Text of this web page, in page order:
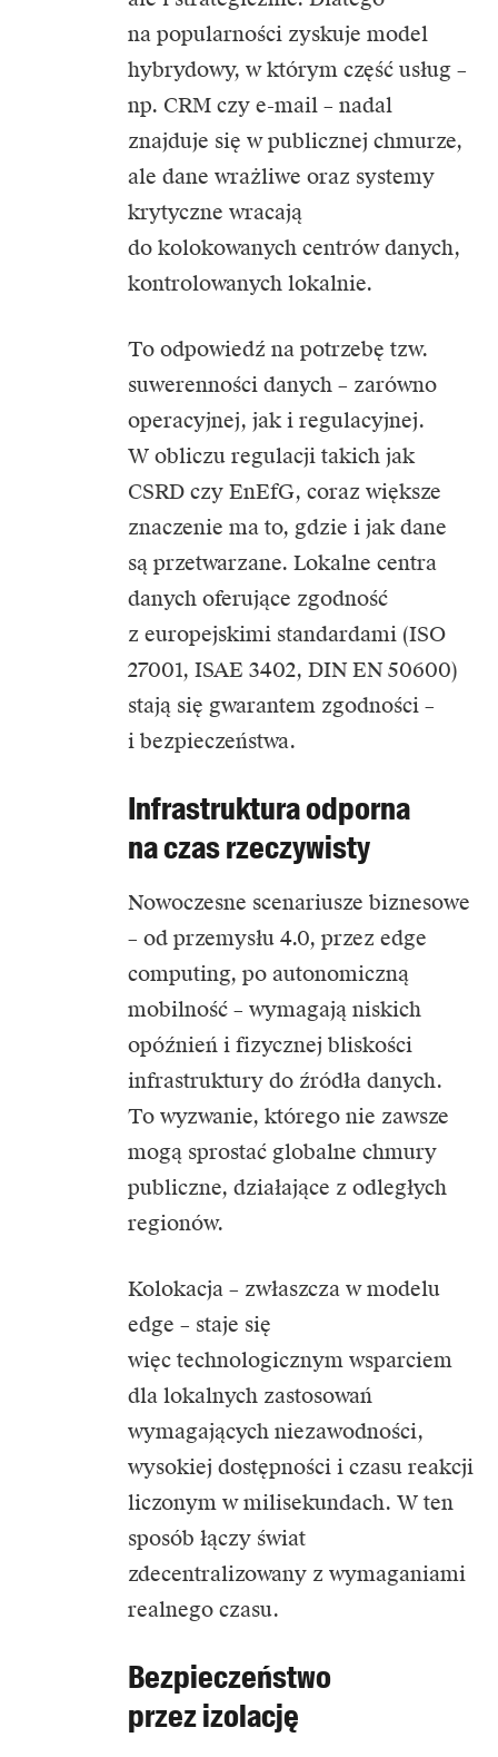
na popularności zyskuje model
hybrydowy, w którym część usług –
np. CRM czy e-mail – nadal
znajduje się w publicznej chmurze,
ale dane wrażliwe oraz systemy
krytyczne wracają
do kolokowanych centrów danych,
kontrolowanych lokalnie.
To odpowiedź na potrzebę tzw.
suwerenności danych – zarówno
operacyjnej, jak i regulacyjnej.
W obliczu regulacji takich jak
CSRD czy EnEfG, coraz większe
znaczenie ma to, gdzie i jak dane
są przetwarzane. Lokalne centra
danych oferujące zgodność
z europejskimi standardami (ISO
27001, ISAE 3402, DIN EN 50600)
stają się gwarantem zgodności –
i bezpieczeństwa.
Infrastruktura odporna
na czas rzeczywisty
Nowoczesne scenariusze biznesowe
– od przemysłu 4.0, przez edge
computing, po autonomiczną
mobilność – wymagają niskich
opóźnień i fizycznej bliskości
infrastruktury do źródła danych.
To wyzwanie, którego nie zawsze
mogą sprostać globalne chmury
publiczne, działające z odległych
regionów.
Kolokacja – zwłaszcza w modelu
edge – staje się
więc technologicznym wsparciem
dla lokalnych zastosowań
wymagających niezawodności,
wysokiej dostępności i czasu reakcji
liczonym w milisekundach. W ten
sposób łączy świat
zdecentralizowany z wymaganiami
realnego czasu.
Bezpieczeństwo
przez izolację